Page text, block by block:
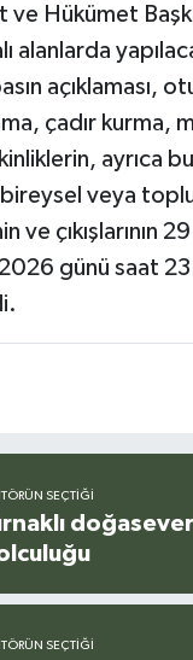
ve Hükümet
alanlarda
açıklaması,
çadır
ayrıca
veya
ve
günü saat
SEÇTIĞI
SEÇTIĞI